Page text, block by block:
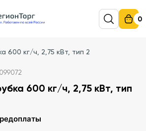
0
600 кг/ч, 2,75 кВт, тип 2
600 кг/ч, 2,75 кВт, тип